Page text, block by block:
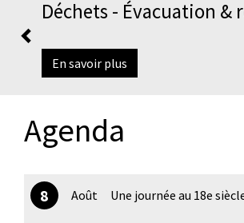
Déchets - Évacuation &
En savoir plus
Agenda
8 Août Une journée au 18e